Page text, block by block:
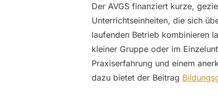
Der AVGS finanziert kurze,
Unterrichtseinheiten, die sich
laufenden Betrieb kombinieren
kleiner Gruppe oder im
Praxiserfahrung und einem
dazu bietet der Beitrag